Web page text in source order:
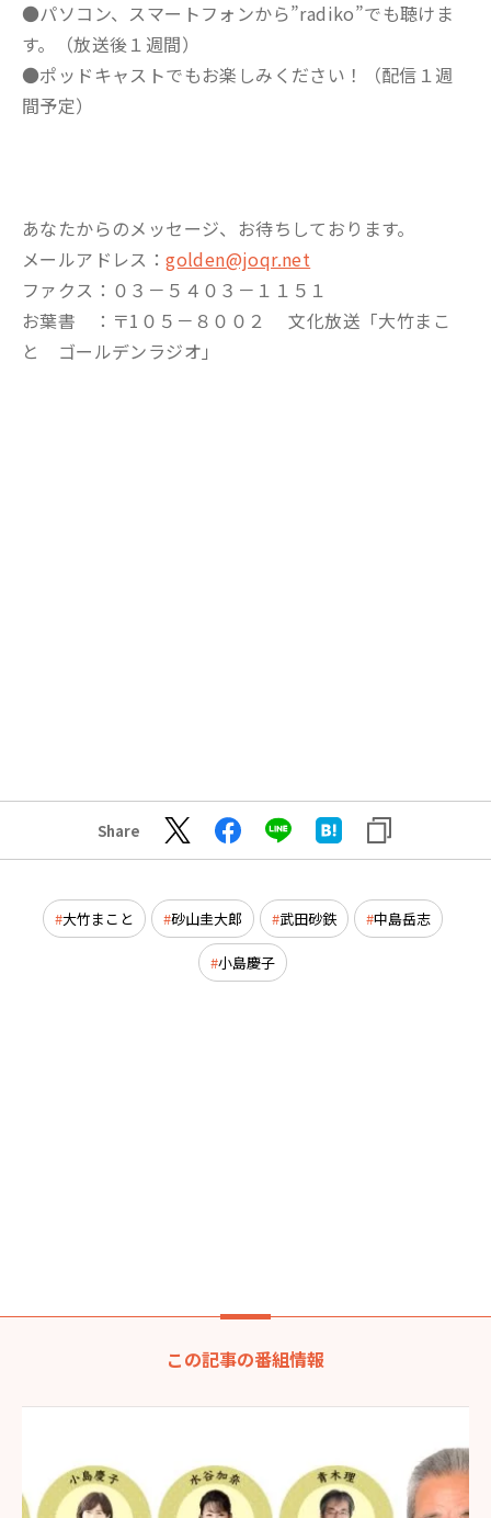
●パソコン、スマートフォンから”radiko”でも聴けま
す。（放送後１週間）
●ポッドキャストでもお楽しみください！（配信１週
間予定）
あなたからのメッセージ、お待ちしております。
メールアドレス：golden@joqr.net
ファクス：０３－５４０３－１１５１
お葉書 ：〒1０５－８００２ 文化放送「大竹まこ
と ゴールデンラジオ」
Share
大竹まこと 砂山圭大郎 武田砂鉄 中島岳志
小島慶子
この記事の番組情報